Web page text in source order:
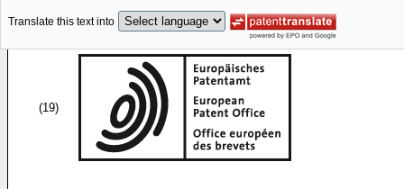
Translate this text into
(19)